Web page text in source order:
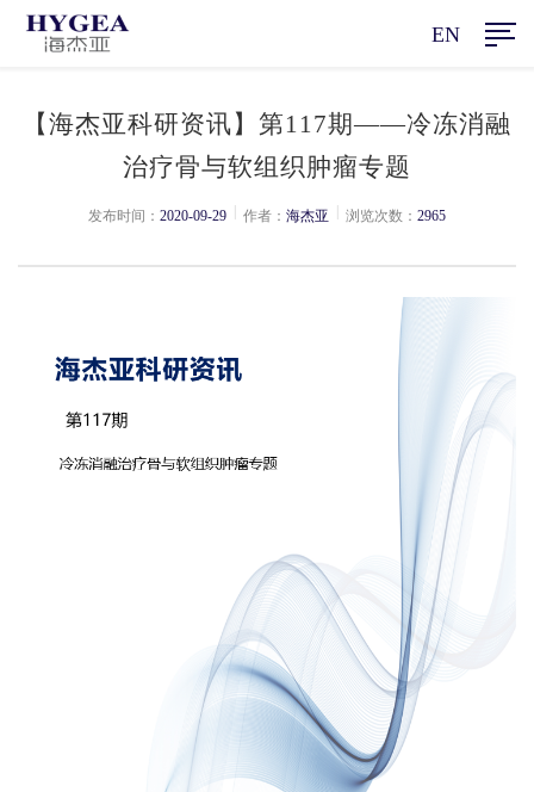
EN
【海杰亚科研资讯】第117期——冷冻消融
治疗骨与软组织肿瘤专题
发布时间： 2020-09-29 作者： 海杰亚 浏览次数： 2965